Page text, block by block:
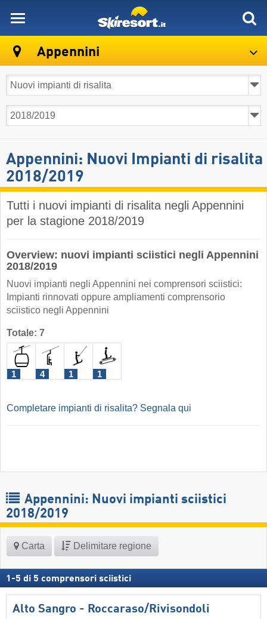
Appennini
Appennini: Nuovi Impianti di risalita
2018/2019
Tutti i nuovi impianti di risalita negli Appennini
per la stagione 2018/2019
Overview: nuovi impianti sciistici negli Appennini
2018/2019
Nuovi impianti negli Appennini nei comprensori sciistici:
Impianti rinnovati oppure ampliamenti comprensorio
sciistico negli Appennini
Totale: 7
1 4 1 1
Completare impianti di risalita? Segnala qui
Appennini: Nuovi impianti sciistici
2018/2019
Carta Delimitare regione
1 -5 di 5 comprensori sciistici
Alto Sangro - Roccaraso/​Rivisondoli